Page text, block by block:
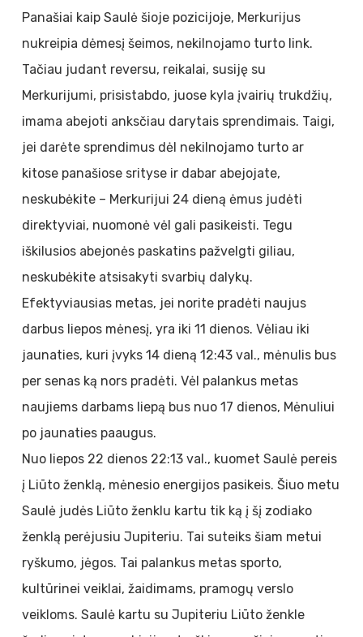
Panašiai kaip Saulė šioje pozicijoje, Merkurijus
nukreipia dėmesį šeimos, nekilnojamo turto link.
Tačiau judant reversu, reikalai, susiję su
Merkurijumi, prisistabdo, juose kyla įvairių trukdžių,
imama abejoti anksčiau darytais sprendimais. Taigi,
jei darėte sprendimus dėl nekilnojamo turto ar
kitose panašiose srityse ir dabar abejojate,
neskubėkite – Merkurijui 24 dieną ėmus judėti
direktyviai, nuomonė vėl gali pasikeisti. Tegu
iškilusios abejonės paskatins pažvelgti giliau,
neskubėkite atsisakyti svarbių dalykų.
Efektyviausias metas, jei norite pradėti naujus
darbus liepos mėnesį, yra iki 11 dienos. Vėliau iki
jaunaties, kuri įvyks 14 dieną 12:43 val., mėnulis bus
per senas ką nors pradėti. Vėl palankus metas
naujiems darbams liepą bus nuo 17 dienos, Mėnuliui
po jaunaties paaugus.
Nuo liepos 22 dienos 22:13 val., kuomet Saulė pereis
į Liūto ženklą, mėnesio energijos pasikeis. Šiuo metu
Saulė judės Liūto ženklu kartu tik ką į šį zodiako
ženklą perėjusiu Jupiteriu. Tai suteiks šiam metui
ryškumo, jėgos. Tai palankus metas sporto,
kultūrinei veiklai, žaidimams, pramogų verslo
veikloms. Saulė kartu su Jupiteriu Liūto ženkle